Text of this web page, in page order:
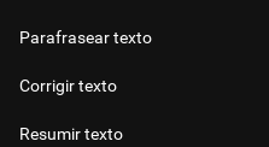
Parafrasear texto
Corrigir texto
Resumir texto